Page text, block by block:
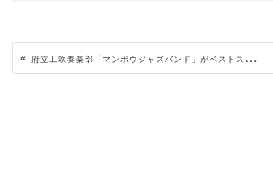
« 府立工吹奏楽部「マンボウジャズバンド」がベストスイング賞を獲得 全国フェス高校の部